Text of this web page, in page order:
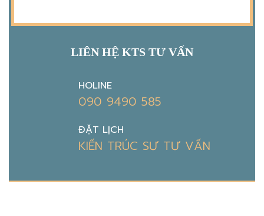
LIÊN HỆ KTS TƯ VẤN
HOLINE
090 9490 585
ĐẶT LỊCH
KIẾN TRÚC SƯ TƯ VẤN